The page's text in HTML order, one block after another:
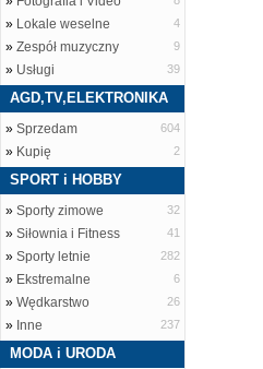
» Lokale weselne 4
» Zespół muzyczny 9
» Usługi 39
AGD,TV,ELEKTRONIKA
» Sprzedam 604
» Kupię 2
SPORT i HOBBY
» Sporty zimowe 32
» Siłownia i Fitness 41
» Sporty letnie 282
» Ekstremalne 6
» Wędkarstwo 26
» Inne 237
MODA i URODA